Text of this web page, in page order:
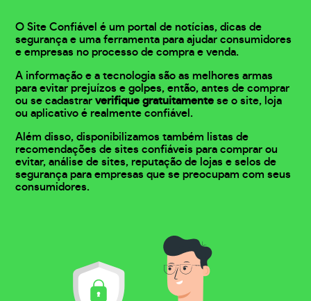
O Site Confiável é um portal de notícias, dicas de
segurança e uma ferramenta para ajudar consumidores
e empresas no processo de compra e venda.
A informação e a tecnologia são as melhores armas
para evitar prejuízos e golpes, então, antes de comprar
ou se cadastrarverifique gratuitamente se o site, loja
ou aplicativo é realmente confiável.
Além disso, disponibilizamos também listas de
recomendações de sites confiáveis para comprar ou
evitar, análise de sites, reputação de lojas e selos de
segurança para empresas que se preocupam com seus
consumidores.